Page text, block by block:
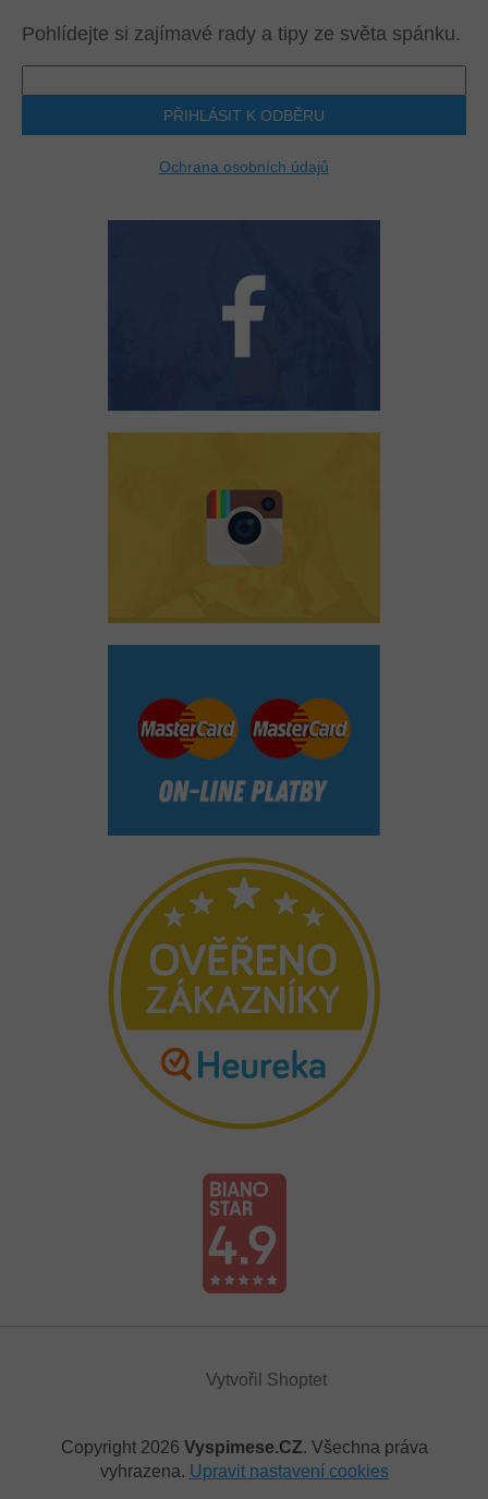
Pohlídejte si zajímavé rady a tipy ze světa spánku.
PŘIHLÁSIT K ODBĚRU
Ochrana osobních údajů
Vytvořil Shoptet
Copyright 2026 Vyspimese.CZ. Všechna práva
vyhrazena. Upravit nastavení cookies